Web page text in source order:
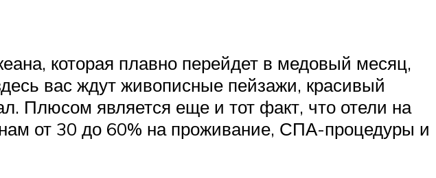
которая плавно перейдет в медовый месяц,
вас ждут живописные пейзажи, красивый
Плюсом является еще и тот факт, что отели на
от 30 до 60% на проживание, СПА-процедуры и